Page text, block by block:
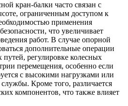
кран-балки часто связан с
ограниченным доступом к
применения
что увеличивает
работ. В случае опорной
дополнительные операции
регулировке колесных
перемещения, особенно если
с высокими нагрузками или
Кроме того, различается
компонентов, что также влияет